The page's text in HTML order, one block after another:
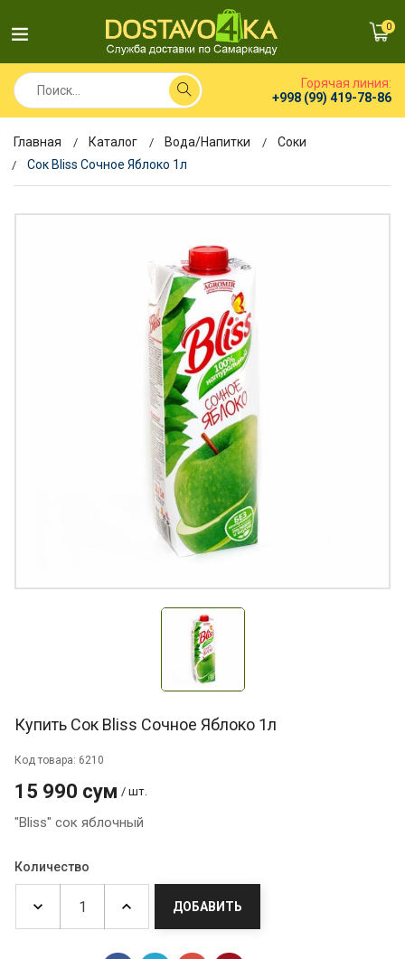
0
Горячая линия:
+998 (99) 419-78-86
Главная Каталог Вода/Напитки
Соки
Сок Bliss Сочное Яблоко 1л
Купить Сок Bliss Сочное Яблоко 1л
Код товара: 6210
15 990 сум / шт.
"Bliss" сок яблочный
Количество
ДОБАВИТЬ